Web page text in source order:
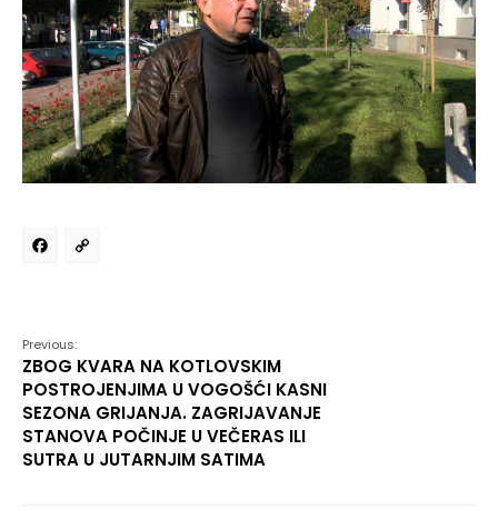
Facebook
Previous:
ZBOG KVARA NA KOTLOVSKIM
POSTROJENJIMA U VOGOŠĆI KASNI
SEZONA GRIJANJA. ZAGRIJAVANJE
STANOVA POČINJE U VEČERAS ILI
SUTRA U JUTARNJIM SATIMA